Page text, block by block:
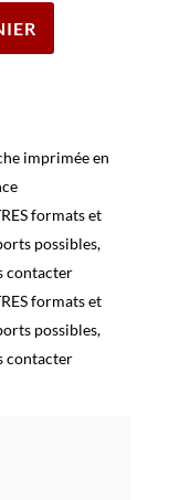
imprimée en
formats et
possibles,
contacter
formats et
possibles,
contacter